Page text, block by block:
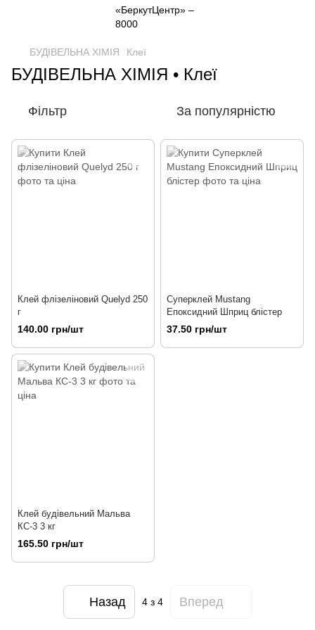
БУДІВЕЛЬНА ХІМІЯ Клеї
БУДІВЕЛЬНА ХІМІЯ • Клеї
Фільтр За популярністю
Клей флізеліновий Quelyd 250
г
140.00 грн/шт
Суперклей Mustang
Епоксидний Шприц блістер
37.50 грн/шт
Клей будівельний Мальва
КС-3 3 кг
165.50 грн/шт
Назад 4з 4 Вперед